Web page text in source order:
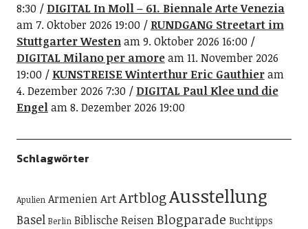
8:30
DIGITAL In Moll – 61. Biennale Arte Venezia
am 7. Oktober 2026 19:00
RUNDGANG Streetart im
Stuttgarter Westenam 9. Oktober 2026 16:00
DIGITAL Milano per amoream 11. November 2026
19:00
KUNSTREISE Winterthur Eric Gauthieram
4. Dezember 2026 7:30
DIGITAL Paul Klee und die
Engelam 8. Dezember 2026 19:00
Schlagwörter
Apulien ArmenienArtArtblogAusstellung
Basel Berlin Biblische ReisenBlogparade Buchtipps